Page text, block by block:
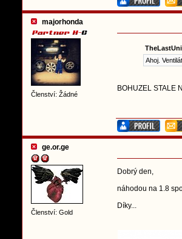
majorhonda
Členství: Žádné
Ahoj.
BOHUZEL STALE
ge.or.ge
Členství: Gold
Dobrý den,
náhodou na 1.8
Díky...